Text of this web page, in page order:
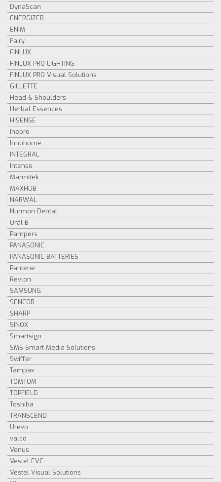
DynaScan
ENERGIZER
ENIM
Fairy
FINLUX
FINLUX PRO LIGHTING
FINLUX PRO Visual Solutions
GILLETTE
Head & Shoulders
Herbal Essences
HISENSE
Inepro
Innohome
INTEGRAL
Intenso
Marmitek
MAXHUB
NARWAL
Nurmon Dental
Oral-B
Pampers
PANASONIC
PANASONIC BATTERIES
Pantene
Revlon
SAMSUNG
SENCOR
SHARP
SINOX
Smartsign
SMS Smart Media Solutions
Swiffer
Tampax
TOMTOM
TOPFIELD
Toshiba
TRANSCEND
Urevo
valco
Venus
Vestel EVC
Vestel Visual Solutions